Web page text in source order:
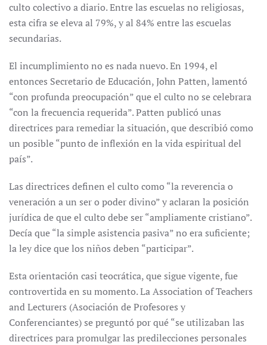
culto colectivo a diario. Entre las escuelas no religiosas,
esta cifra se eleva al 79%, y al 84% entre las escuelas
secundarias.
El incumplimiento no es nada nuevo. En 1994, el
entonces Secretario de Educación, John Patten, lamentó
“con profunda preocupación” que el culto no se celebrara
“con la frecuencia requerida”. Patten publicó unas
directrices para remediar la situación, que describió como
un posible “punto de inflexión en la vida espiritual del
país”.
Las directrices definen el culto como “la reverencia o
veneración a un ser o poder divino” y aclaran la posición
jurídica de que el culto debe ser “ampliamente cristiano”.
Decía que “la simple asistencia pasiva” no era suficiente;
la ley dice que los niños deben “participar”.
Esta orientación casi teocrática, que sigue vigente, fue
controvertida en su momento. La Association of Teachers
and Lecturers (Asociación de Profesores y
Conferenciantes) se preguntó por qué “se utilizaban las
directrices para promulgar las predilecciones personales